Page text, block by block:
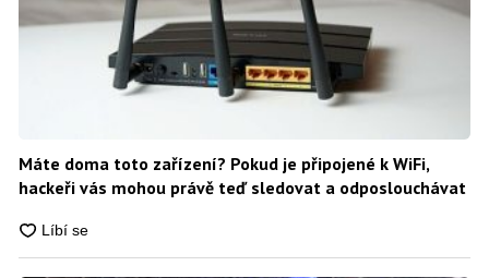
Máte doma toto zařízení? Pokud je připojené k WiFi,
hackeři vás mohou právě teď sledovat a odposlouchávat